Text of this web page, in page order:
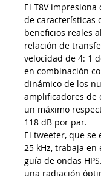
El T8V
de características
beneficios reales
relación de
velocidad de 4: 1
en combinación
dinámico de los
amplificadores de
un máximo
118 dB por par.
El tweeter, que se
25 kHz, trabaja en
guía de ondas
una radiación